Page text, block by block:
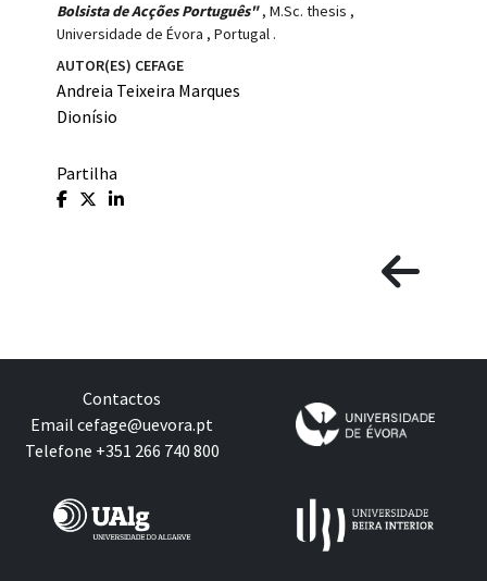
Bolsista de Acções Português", M.Sc. thesis ,
Universidade de Évora , Portugal .
AUTOR(ES) CEFAGE
Andreia Teixeira Marques
Dionísio
Partilha
Contactos
Email cefage@uevora.pt
Telefone +351 266 740 800